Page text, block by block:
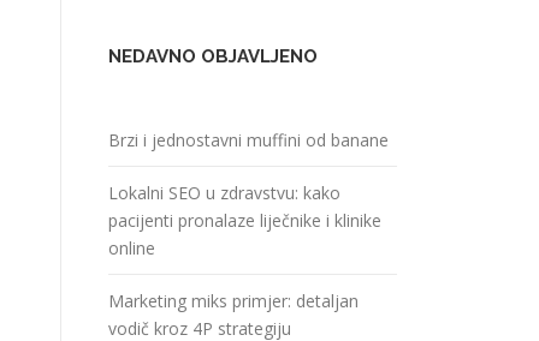
NEDAVNO OBJAVLJENO
Brzi i jednostavni muffini od banane
Lokalni SEO u zdravstvu: kako
pacijenti pronalaze liječnike i klinike
online
Marketing miks primjer: detaljan
vodič kroz 4P strategiju